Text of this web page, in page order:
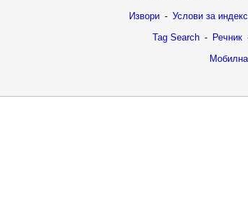
Извори - Услови за
Tag Search - Речник
Мобилна